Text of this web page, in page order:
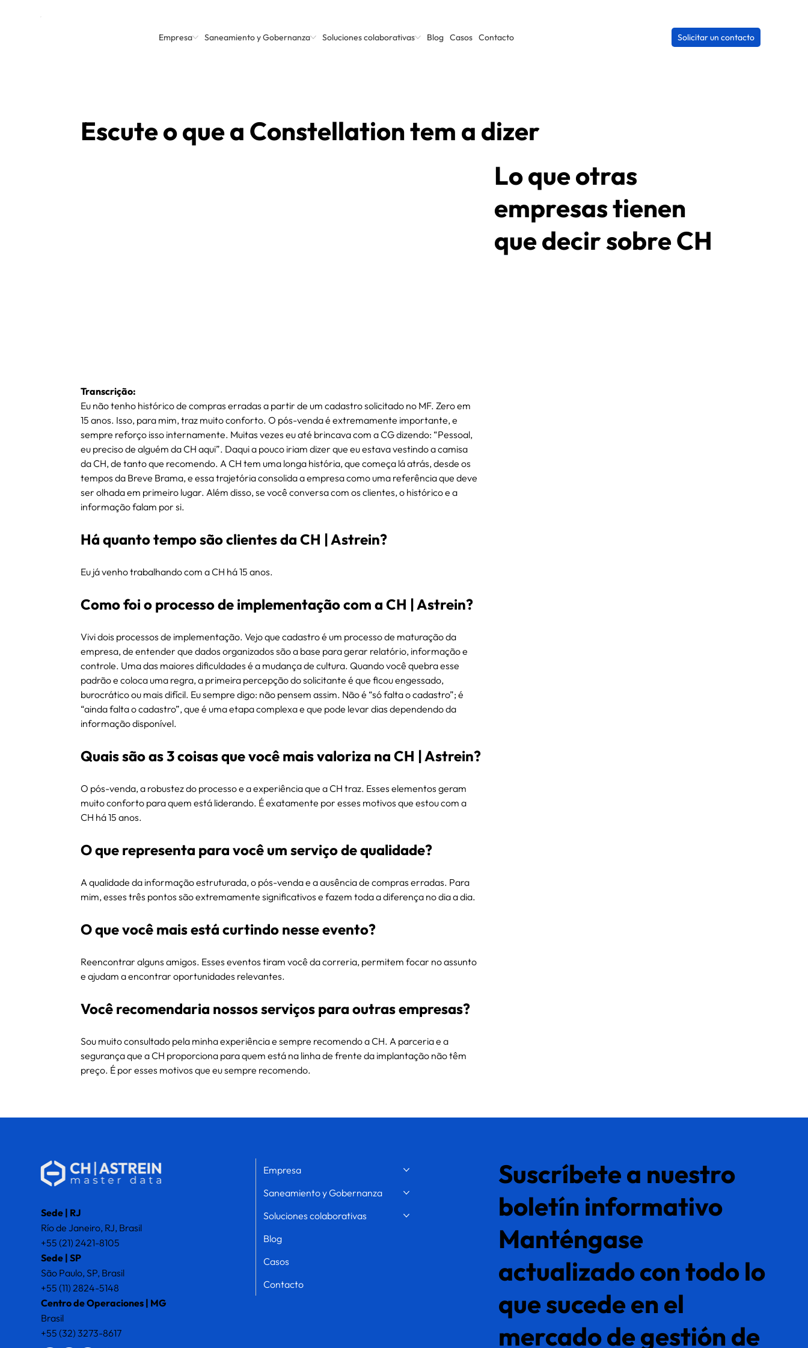
Empresa Saneamiento y Gobernanza Soluciones colaborativas Blog Casos Contacto Solicitar un contacto
Escute o que a Constellation tem a dizer
Transcrição:
Eu não tenho histórico de compras erradas a partir de um cadastro solicitado no MF. Zero em
15 anos. Isso, para mim, traz muito conforto. O pós-venda é extremamente importante, e
sempre reforço isso internamente. Muitas vezes eu até brincava com a CG dizendo: “Pessoal,
eu preciso de alguém da CH aqui”. Daqui a pouco iriam dizer que eu estava vestindo a camisa
da CH, de tanto que recomendo. A CH tem uma longa história, que começa lá atrás, desde os
tempos da Breve Brama, e essa trajetória consolida a empresa como uma referência que deve
ser olhada em primeiro lugar. Além disso, se você conversa com os clientes, o histórico e a
informação falam por si.
Há quanto tempo são clientes da CH | Astrein?
Eu já venho trabalhando com a CH há 15 anos.
Como foi o processo de implementação com a CH | Astrein?
Vivi dois processos de implementação. Vejo que cadastro é um processo de maturação da
empresa, de entender que dados organizados são a base para gerar relatório, informação e
controle. Uma das maiores dificuldades é a mudança de cultura. Quando você quebra esse
padrão e coloca uma regra, a primeira percepção do solicitante é que ficou engessado,
burocrático ou mais difícil. Eu sempre digo: não pensem assim. Não é “só falta o cadastro”; é
“ainda falta o cadastro”, que é uma etapa complexa e que pode levar dias dependendo da
informação disponível.
Quais são as 3 coisas que você mais valoriza na CH | Astrein?
O pós-venda, a robustez do processo e a experiência que a CH traz. Esses elementos geram
muito conforto para quem está liderando. É exatamente por esses motivos que estou com a
CH há 15 anos.
O que representa para você um serviço de qualidade?
A qualidade da informação estruturada, o pós-venda e a ausência de compras erradas. Para
mim, esses três pontos são extremamente significativos e fazem toda a diferença no dia a dia.
O que você mais está curtindo nesse evento?
Reencontrar alguns amigos. Esses eventos tiram você da correria, permitem focar no assunto
e ajudam a encontrar oportunidades relevantes.
Você recomendaria nossos serviços para outras empresas?
Sou muito consultado pela minha experiência e sempre recomendo a CH. A parceria e a
segurança que a CH proporciona para quem está na linha de frente da implantação não têm
preço. É por esses motivos que eu sempre recomendo.
Lo que otras
empresas tienen
que decir sobre CH
Sede | RJ
Río de Janeiro, RJ, Brasil
+55 (21) 2421-8105
Sede | SP
São Paulo, SP, Brasil
+55 (11) 2824-5148
Centro de Operaciones | MG
Brasil
+55 (32) 3273-8617
Empresa
Saneamiento y Gobernanza
Soluciones colaborativas
Blog
Casos
Contacto
Suscríbete a nuestro
boletín informativo
Manténgase
actualizado con todo lo
que sucede en el
mercado de gestión de